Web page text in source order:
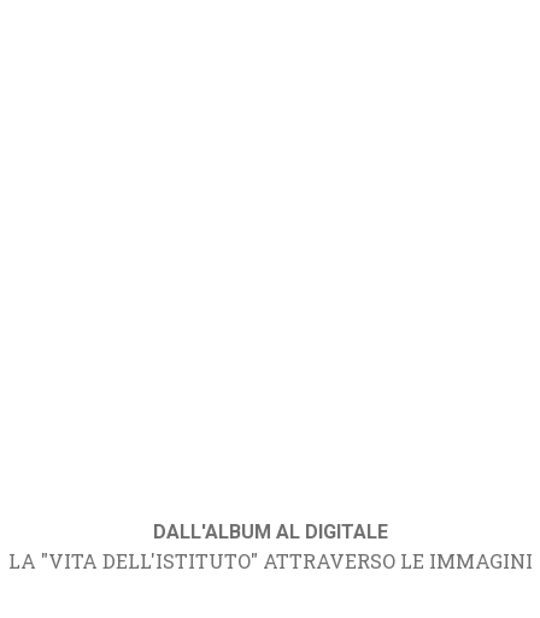
DALL'ALBUM AL DIGITALE
LA "VITA DELL'ISTITUTO" ATTRAVERSO LE IMMAGINI